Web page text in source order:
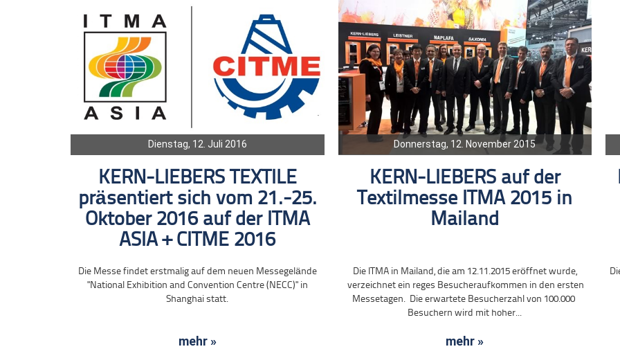
Dienstag, 12. Juli 2016
KERN-LIEBERS TEXTILE
präsentiert sich vom 21.-25.
Oktober 2016 auf der ITMA
ASIA + CITME 2016
Die Messe findet erstmalig auf dem neuen Messegelände
"National Exhibition and Convention Centre (NECC)" in
Shanghai statt.
mehr »
Donnerstag, 12. November 2015
KERN-LIEBERS auf der
Textilmesse ITMA 2015 in
Mailand
Die ITMA in Mailand, die am 12.11.2015 eröffnet wurde,
verzeichnet ein reges Besucheraufkommen in den ersten
Messetagen. Die erwartete Besucherzahl von 100.000
Besuchern wird mit hoher...
mehr »